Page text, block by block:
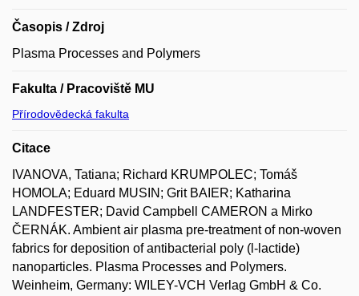
Časopis / Zdroj
Plasma Processes and Polymers
Fakulta / Pracoviště MU
Přírodovědecká fakulta
Citace
IVANOVA, Tatiana; Richard KRUMPOLEC; Tomáš
HOMOLA; Eduard MUSIN; Grit BAIER; Katharina
LANDFESTER; David Campbell CAMERON a Mirko
ČERNÁK. Ambient air plasma pre-treatment of non-woven
fabrics for deposition of antibacterial poly (l-lactide)
nanoparticles. Plasma Processes and Polymers.
Weinheim, Germany: WILEY-VCH Verlag GmbH & Co.